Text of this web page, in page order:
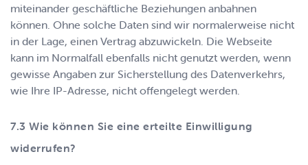
miteinander geschäftliche Beziehungen anbahnen
können. Ohne solche Daten sind wir normalerweise nicht
in der Lage, einen Vertrag abzuwickeln. Die Webseite
kann im Normalfall ebenfalls nicht genutzt werden, wenn
gewisse Angaben zur Sicherstellung des Datenverkehrs,
wie Ihre IP-Adresse, nicht offengelegt werden.
Wie können Sie eine erteilte Einwilligung
widerrufen?